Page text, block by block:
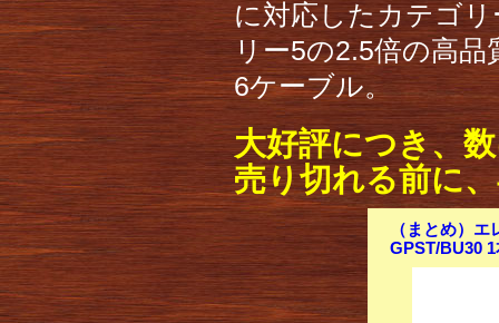
に対応したカテゴ
リー5の2.5倍の高品
6ケーブル。
大好評につき、
売り切れる前に
（まとめ）
GPST/BU30